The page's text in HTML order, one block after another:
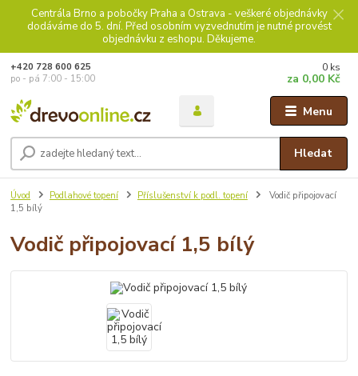
Centrála Brno a pobočky Praha a Ostrava - veškeré objednávky
dodáváme do 5. dní. Před osobním vyzvednutím je nutné provést
objednávku z eshopu. Děkujeme.
Menu
Hledat
+420 728 600 625
po - pá 7:00 - 15:00
0 ks
za 0,00 Kč
Úvod Podlahové topení Příslušenství k podl. topení
Vodič připojovací
1,5 bílý
Vodič připojovací 1,5 bílý